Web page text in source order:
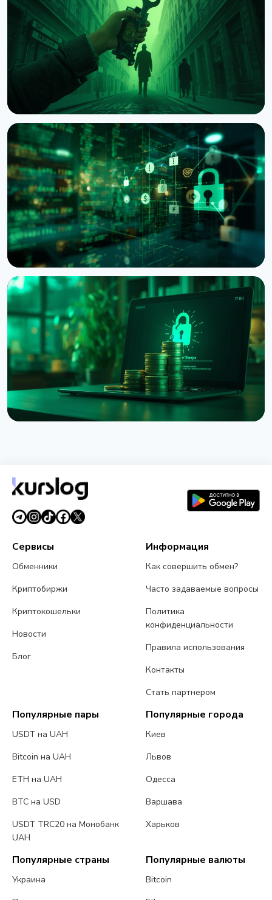
НОВОСТЬ
Нападения на владельцев криптовалюты:
Chainalysis насчитала $30 млн убытков за
полгода
6 августа 2026 г.4 мин чтения
НОВОСТЬ
Bitcoin Red Team: ИИ нашёл 4962 уязвимости в
Bitcoin-проектах за 30 часов
6 августа 2026 г.5 мин чтения
3 августа 2026 г.5 мин чтения
Сервисы
Обменники
Криптобиржи
Криптокошельки
Новости
Блог
Информация
Как совершить обмен?
Часто задаваемые вопросы
Политика
конфиденциальности
Правила использования
Контакты
Стать партнером
Популярные пары
USDT на UAH
Bitcoin на UAH
ETH на UAH
BTC на USD
USDT TRC20 на Монобанк
UAH
Популярные города
Киев
Львов
Одесса
Варшава
Харьков
Популярные страны
Украина
Популярные валюты
Bitcoin